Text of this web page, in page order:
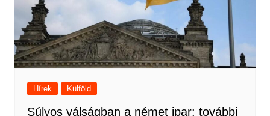
Hírek Külföld
Súlyos válságban a német ipar: további